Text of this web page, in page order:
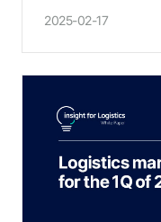
2025-02-17